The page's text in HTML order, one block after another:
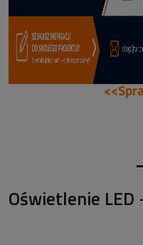
Oświetlenie